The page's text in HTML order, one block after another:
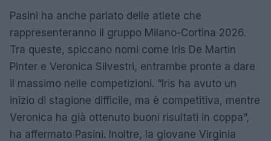
Pasini ha anche parlato delle atlete che
rappresenteranno il gruppo Milano-Cortina 2026.
Tra queste, spiccano nomi come Iris De Martin
Pinter e Veronica Silvestri, entrambe pronte a dare
il massimo nelle competizioni. “Iris ha avuto un
inizio di stagione difficile, ma è competitiva, mentre
Veronica ha già ottenuto buoni risultati in coppa”,
ha affermato Pasini. Inoltre, la giovane Virginia